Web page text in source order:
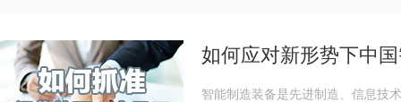
如何应对新形势下中
智能制造装备是先进制造、信息技